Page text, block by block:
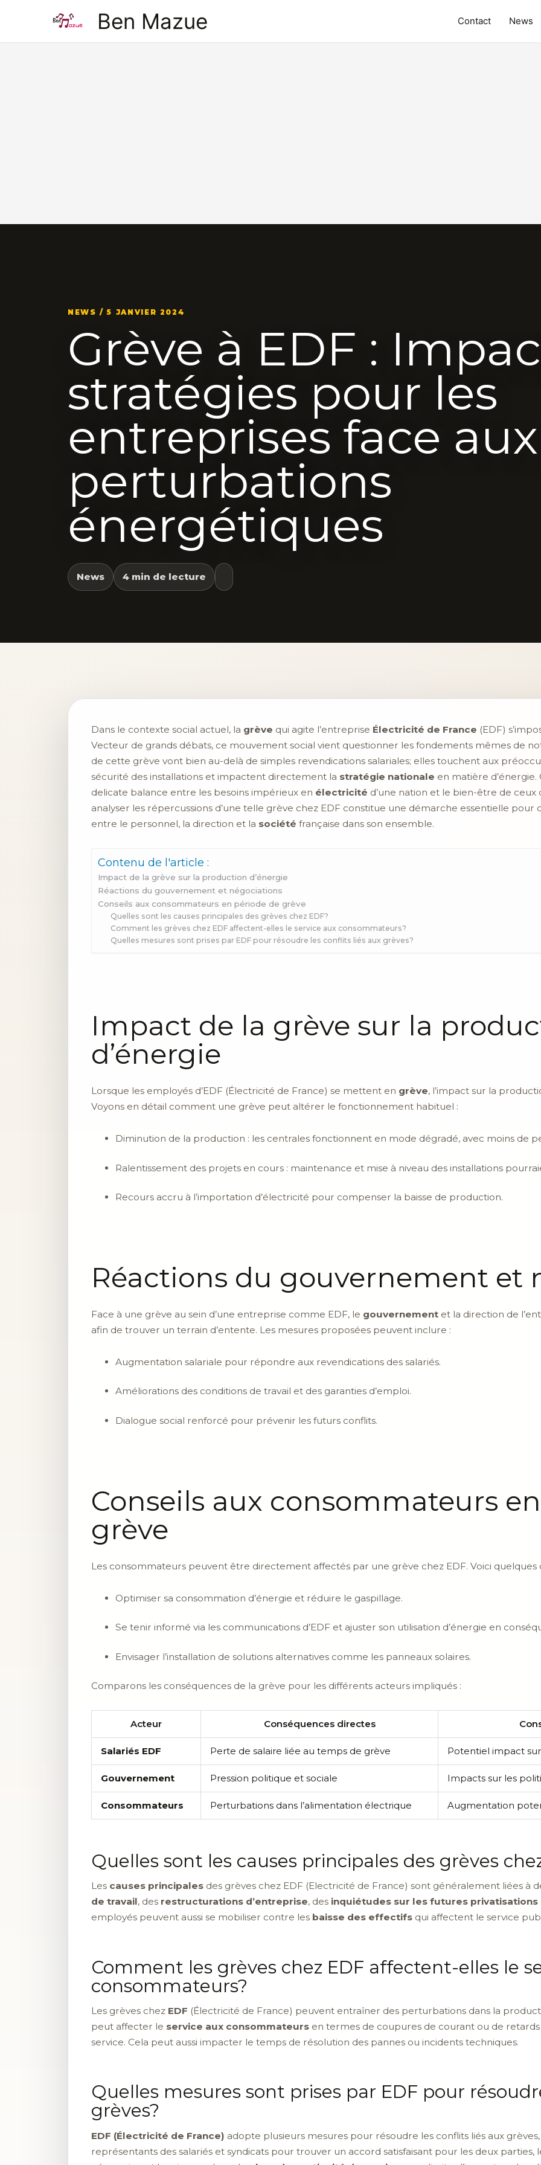
Ben Mazue Contact News
NEWS / 5 JANVIER 2024
Grève à EDF :
stratégies pour les
entreprises face aux
perturbations
énergétiques
News 4 min de lecture
Dans le contexte social actuel, la grève qui agite l’entreprise Électricité de France (EDF)
Vecteur de grands débats, ce mouvement social vient questionner les fondements mêmes de
de cette grève vont bien au-delà de simples revendications salariales; elles touchent aux
sécurité des installations et impactent directement la stratégie nationale en matière
delicate balance entre les besoins impérieux en électricité d’une nation et le bien-être de
analyser les répercussions d’une telle grève chez EDF constitue une démarche essentielle
entre le personnel, la direction et la société française dans son ensemble.
Contenu de l'article :
Impact de la grève sur la production d’énergie
Réactions du gouvernement et négociations
Conseils aux consommateurs en période de grève
Quelles sont les causes principales des grèves chez EDF?
Comment les grèves chez EDF affectent-elles le service aux consommateurs?
Quelles mesures sont prises par EDF pour résoudre les conflits liés aux grèves?
Impact de la grève sur la
d’énergie
Lorsque les employés d’EDF (Électricité de France) se mettent en grève, l’impact sur la
Voyons en détail comment une grève peut altérer le fonctionnement habituel :
Diminution de la production : les centrales fonctionnent en mode dégradé, avec moins de
Ralentissement des projets en cours : maintenance et mise à niveau des installations
Recours accru à l’importation d’électricité pour compenser la baisse de production.
Réactions du gouvernement et
Face à une grève au sein d’une entreprise comme EDF, le gouvernement et la direction de
afin de trouver un terrain d’entente. Les mesures proposées peuvent inclure :
Augmentation salariale pour répondre aux revendications des salariés.
Améliorations des conditions de travail et des garanties d’emploi.
Dialogue social renforcé pour prévenir les futurs conflits.
Conseils aux consommateurs
grève
Les consommateurs peuvent être directement affectés par une grève chez EDF. Voici quelques
Optimiser sa consommation d’énergie et réduire le gaspillage.
Se tenir informé via les communications d’EDF et ajuster son utilisation d’énergie en
Envisager l’installation de solutions alternatives comme les panneaux solaires.
Comparons les conséquences de la grève pour les différents acteurs impliqués :
Acteur Conséquences directes
Salariés EDF Perte de salaire liée au temps de grève Potentiel impact
Gouvernement Pression politique et sociale Impacts sur les
Consommateurs Perturbations dans l’alimentation électrique Augmentation
Quelles sont les causes principales des grèves
Les causes principales des grèves chez EDF (Electricité de France) sont généralement liées à
de travail, des restructurations d’entreprise, des inquiétudes sur les futures privatisations
employés peuvent aussi se mobiliser contre les baisse des effectifs qui affectent le service
Comment les grèves chez EDF affectent-elles le
consommateurs?
Les grèves chez EDF (Électricité de France) peuvent entraîner des perturbations dans la
peut affecter le service aux consommateurs en termes de coupures de courant ou de
service. Cela peut aussi impacter le temps de résolution des pannes ou incidents techniques.
Quelles mesures sont prises par EDF pour
grèves?
EDF (Électricité de France) adopte plusieurs mesures pour résoudre les conflits liés aux
représentants des salariés et syndicats pour trouver un accord satisfaisant pour les deux parties,